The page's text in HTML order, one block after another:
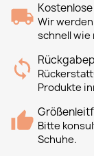
Wir
schnell wie
Produkte
Bitte
Schuhe.